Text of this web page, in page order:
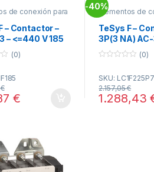
de conexión para
– Contactor –
– <=440 V 185
ref.
Schneider
(0)
€
€
-40%
Elementos de
TeSys F
TeSys F –
3P(3 NA)
V 225 A -
CA ref.
u
t
o
(0)
SKU: LC1F225P7
1.288,43
2.157,05€